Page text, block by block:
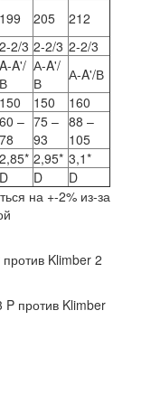
199 205
212
2-2/3 2-2/3 2-2/3
A-A'/
В
А-A'/
В
А-A'/В
150 150
160
60 –
78
75 –
93
88 –
105
2,85* 2,95* 3,1*
D D
D
на +-2% из-за
Klimber 2